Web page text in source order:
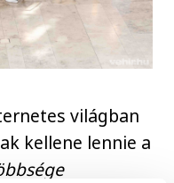
világban
kellene lennie a